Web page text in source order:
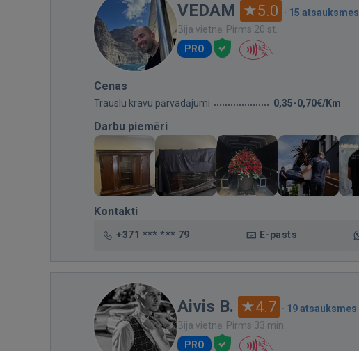
VEDAM 5.0 · 15 atsauksmes
Bija vietnē: Pirms 20 st.
PRO
Cenas
Trauslu kravu pārvadājumi 0,35-0,70€/Km
Darbu piemēri
Kontakti
+371 *** *** 79 E-pasts
Aivis B. 4.7 · 19 atsauksmes
Bija vietnē: Pirms 33 min.
PRO